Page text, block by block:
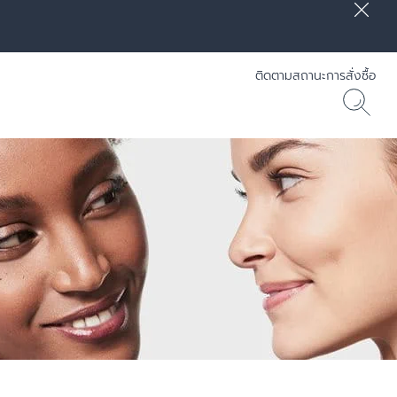
ติดตามสถานะการสั่งซื้อ
LIFT - Eucerin
ML